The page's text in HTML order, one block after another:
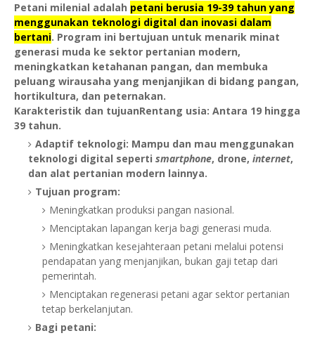
Petani milenial adalah petani berusia 19-39 tahun yang
menggunakan teknologi digital dan inovasi dalam
bertani. Program ini bertujuan untuk menarik minat
generasi muda ke sektor pertanian modern,
meningkatkan ketahanan pangan, dan membuka
peluang wirausaha yang menjanjikan di bidang pangan,
hortikultura, dan peternakan.
Karakteristik dan tujuanRentang usia: Antara 19 hingga
39 tahun.
Adaptif teknologi: Mampu dan mau menggunakan
teknologi digital seperti smartphone, drone, internet,
dan alat pertanian modern lainnya.
Tujuan program:
Meningkatkan produksi pangan nasional.
Menciptakan lapangan kerja bagi generasi muda.
Meningkatkan kesejahteraan petani melalui potensi
pendapatan yang menjanjikan, bukan gaji tetap dari
pemerintah.
Menciptakan regenerasi petani agar sektor pertanian
tetap berkelanjutan.
Bagi petani: